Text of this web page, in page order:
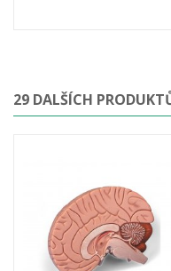
29 DALŠÍCH